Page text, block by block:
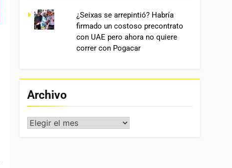
¿Seixas se arrepintió? Habría
firmado un costoso precontrato
con UAE pero ahora no quiere
correr con Pogacar
Archivo
Archivo